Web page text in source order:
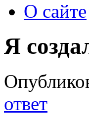
О сайте
Я
ответ